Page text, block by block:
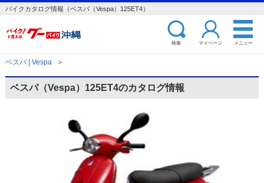
バイクカタログ情報（ベスパ（Vespa）125ET4）
検索 マイページ メニュー
ベスパ | Vespa ＞
ベスパ（Vespa）125ET4のカタログ情報